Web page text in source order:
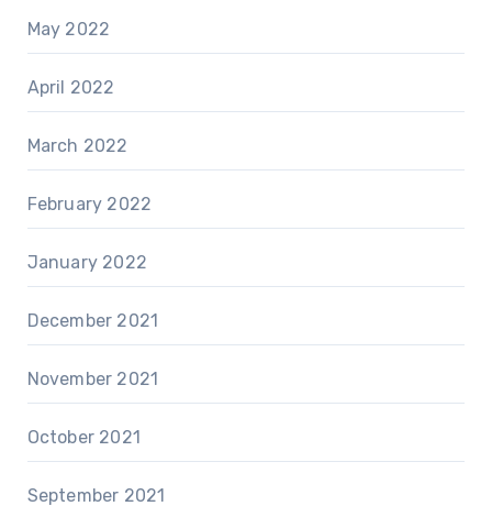
May 2022
April 2022
March 2022
February 2022
January 2022
December 2021
November 2021
October 2021
September 2021